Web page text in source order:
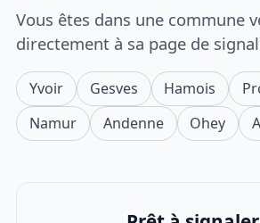
Vous êtes dans une commune
directement à sa page de
Yvoir Gesves Hamois
Namur
Andenne Ohey